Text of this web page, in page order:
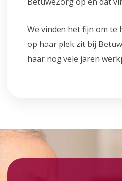
We vinden het fijn om te
op haar plek zit bij
haar nog vele jaren